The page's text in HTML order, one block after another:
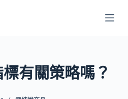
有關策略嗎？